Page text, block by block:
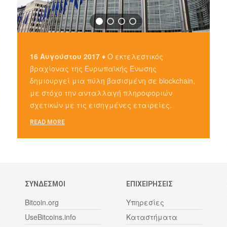
16 Αυγούστου 2017 ♦ Ο εκτελεστικός
βραχίονας της Ευρωπαϊκής Ένωσης
δημιουργεί μια πύλη βασισμένη σε blockchain,
με στόχο την ανταλλαγή πληροφοριών
σχετικών με τις εισηγμένες εταιρείες.
READ MORE
ΣΥΝΔΕΣΜΟΙ
Bitcoin.org
UseBitcoins.info
ΕΠΙΧΕΙΡΗΣΕΙΣ
Υπηρεσίες
Καταστήματα